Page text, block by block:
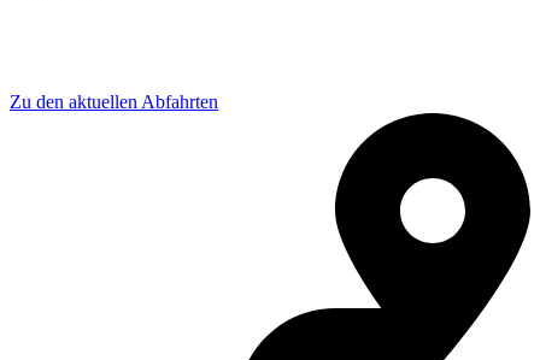
Zu den aktuellen Abfahrten